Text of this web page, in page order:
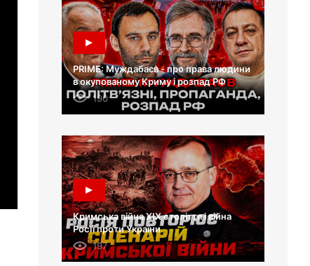
PRIME: Муждабаєв - про права людини
в окупованому Криму і розпад РФ
190
Кримська війна XIX століття і війна
Росії проти України
197